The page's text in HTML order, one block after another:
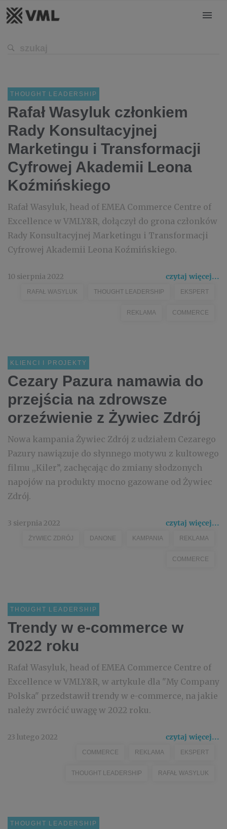
THOUGHT LEADERSHIP
Rafał Wasyluk członkiem
Rady Konsultacyjnej
Marketingu i Transformacji
Cyfrowej Akademii Leona
Koźmińskiego
Rafał Wasyluk, head of EMEA Commerce Centre of
Excellence w VMLY&R, dołączył do grona członków
Rady Konsultacyjnej Marketingu i Transformacji
Cyfrowej Akademii Leona Koźmińskiego.
10 sierpnia 2022 czytaj więcej...
RAFAŁ WASYLUK THOUGHT LEADERSHIP EKSPERT
REKLAMA COMMERCE
KLIENCI I PROJEKTY
Cezary Pazura namawia do
przejścia na zdrowsze
orzeźwienie z Żywiec Zdrój
Nowa kampania Żywiec Zdrój z udziałem Cezarego
Pazury nawiązuje do słynnego motywu z kultowego
filmu ,,Kiler”, zachęcając do zmiany słodzonych
napojów na produkty mocno gazowane od Żywiec
Zdrój.
3 sierpnia 2022 czytaj więcej...
ŻYWIEC ZDRÓJ DANONE KAMPANIA REKLAMA
COMMERCE
THOUGHT LEADERSHIP
Trendy w e-commerce w
2022 roku
Rafał Wasyluk, head of EMEA Commerce Centre of
Excellence w VMLY&R, w artykule dla "My Company
Polska" przedstawił trendy w e-commerce, na jakie
należy zwrócić uwagę w 2022 roku.
23 lutego 2022 czytaj więcej...
COMMERCE REKLAMA EKSPERT
THOUGHT LEADERSHIP RAFAŁ WASYLUK
THOUGHT LEADERSHIP